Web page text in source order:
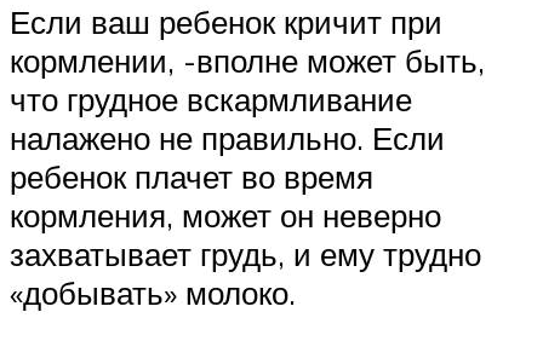
Если ваш ребенок кричит при
кормлении, -вполне может быть,
что грудное вскармливание
налажено не правильно. Если
ребенок плачет во время
кормления, может он неверно
захватывает грудь, и ему трудно
«добывать» молоко.